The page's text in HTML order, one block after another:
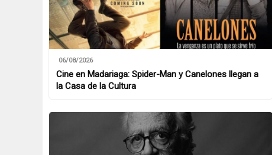
06/08/2026
Cine en Madariaga: Spider-Man y Canelones llegan a
la Casa de la Cultura